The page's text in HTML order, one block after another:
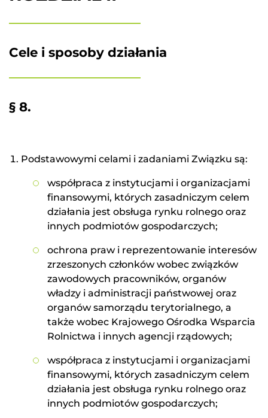
Cele i sposoby działania
§ 8.
Podstawowymi celami i zadaniami Związku są:
współpraca z instytucjami i organizacjami
finansowymi, których zasadniczym celem
działania jest obsługa rynku rolnego oraz
innych podmiotów gospodarczych;
ochrona praw i reprezentowanie interesów
zrzeszonych członków wobec związków
zawodowych pracowników, organów
władzy i administracji państwowej oraz
organów samorządu terytorialnego, a
także wobec Krajowego Ośrodka Wsparcia
Rolnictwa i innych agencji rządowych;
współpraca z instytucjami i organizacjami
finansowymi, których zasadniczym celem
działania jest obsługa rynku rolnego oraz
innych podmiotów gospodarczych;